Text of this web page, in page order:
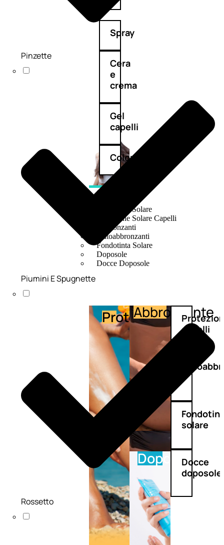
Spray
Cera
e
crema
Gel
capelli
Colorazione
SOLARI
Protezione Solare
Protezione Solare Capelli
Abbronzanti
Autoabbronzanti
Fondotinta Solare
Doposole
Docce Doposole
Protezione
Abbronzante
Doposole
capelli
solare
Docce
doposole
Pinzette
Piumini E Spugnette
Rossetto